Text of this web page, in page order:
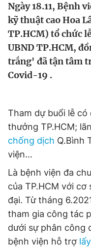
Video
Sản phẩm khác
Tiện ích
Đọc Thanh Niên
Theo dõi báo trên
Ngày 18.11, Bệnh
kỹ thuật cao Hoa
TP.HCM) tổ chức
UBND TP.HCM,
trắng' đã tận tâm
Covid-19 .
Tham dự buổi lễ có
thưởng TP.HCM;
chống dịch Q.Bình
viện...
Là bệnh viện đa
của TP.HCM với
đại. Từ tháng
tham gia công tác
dưới sự phân công
bệnh viện hỗ trợ